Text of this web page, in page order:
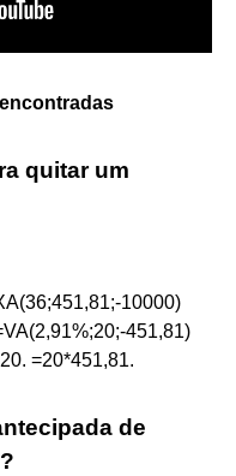
quitar um
10000)
451,81)
=20*451,81.
de